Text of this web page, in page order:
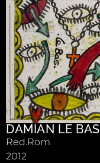
DAMIAN LE BAS
Red.Rom
2012